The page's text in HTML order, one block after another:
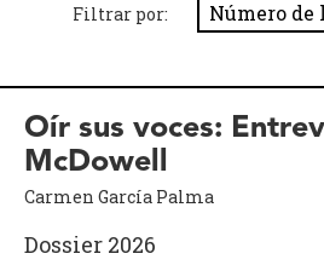
Filtrar por:
Oír sus voces:
McDowell
Carmen García Palma
Dossier 2026